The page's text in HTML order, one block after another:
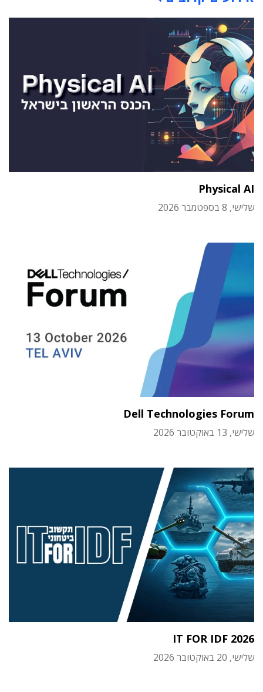
Physical AI
שלישי, 8 בספטמבר 2026
Dell Technologies Forum
שלישי, 13 באוקטובר 2026
IT FOR IDF 2026
שלישי, 20 באוקטובר 2026